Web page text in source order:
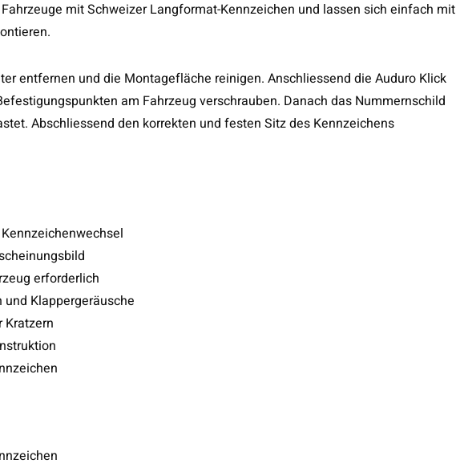
mit Schweizer Langformat-Kennzeichen und lassen sich einfach mit
entfernen und die Montagefläche reinigen. Anschliessend die Auduro Klick
am Fahrzeug verschrauben. Danach das Nummernschild
Abschliessend den korrekten und festen Sitz des Kennzeichens
erforderlich
Klappergeräusche
Kratzern